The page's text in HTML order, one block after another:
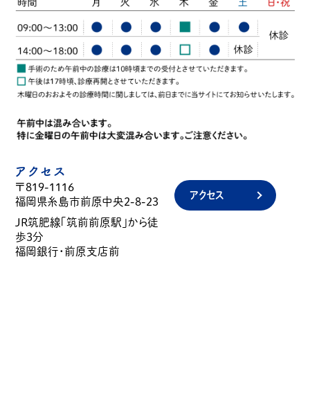
アクセス
〒819-1116
福岡県糸島市前原中央2-8-23
JR筑肥線「筑前前原駅」から徒
歩3分
福岡銀行・前原支店前
アクセス